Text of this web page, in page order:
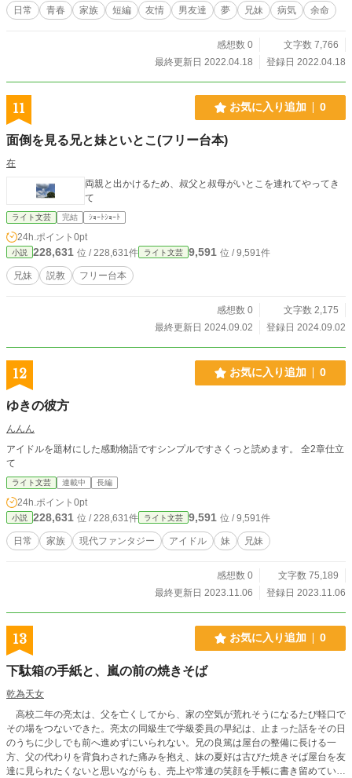
日常 青春 家族 短編 友情 男友達 夢 兄妹 病気 余命
感想数 0
文字数 7,766
最終更新日 2022.04.18
登録日 2022.04.18
11 お気に入り追加 0
面倒を見る兄と妹といとこ(フリー台本)
在
両親と出かけるため、叔父と叔母がいとこを連れてやってき
て
ライト文芸 完結 ｼｮｰﾄｼｮｰﾄ
24h.ポイント 0pt
小説 228,631 位 / 228,631件 ライト文芸 9,591 位 / 9,591件
兄妹 説教 フリー台本
感想数 0
文字数 2,175
最終更新日 2024.09.02
登録日 2024.09.02
12 お気に入り追加 0
ゆきの彼方
んんん
アイドルを題材にした感動物語ですシンプルですさくっと読めます。 全2章仕立
て
ライト文芸 連載中 長編
24h.ポイント 0pt
小説 228,631 位 / 228,631件 ライト文芸 9,591 位 / 9,591件
日常 家族 現代ファンタジー アイドル 妹 兄妹
感想数 0
文字数 75,189
最終更新日 2023.11.06
登録日 2023.11.06
13 お気に入り追加 0
下駄箱の手紙と、嵐の前の焼きそば
乾為天女
高校二年の亮太は、父を亡くしてから、家の空気が荒れそうになるたび軽口で
その場をつないできた。亮太の同級生で学級委員の早紀は、止まった話をその日
のうちに少しでも前へ進めずにいられない。兄の良篤は屋台の整備に長ける一
方、父の代わりを背負わされた痛みを抱え、妹の夏好は古びた焼きそば屋台を友
達に見られたくないと思いながらも、売上や常連の笑顔を手帳に書き留めてい